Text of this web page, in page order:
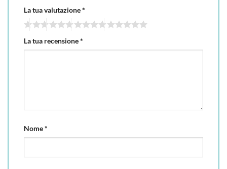
La tua valutazione*
La tua recensione*
Nome*